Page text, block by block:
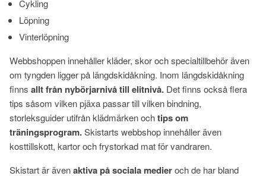
Cykling
Löpning
Vinterlöpning
Webbshoppen innehåller kläder, skor och specialtillbehör även
om tyngden ligger på längdskidåkning. Inom längdskidåkning
finns allt från nybörjarnivå till elitnivå. Det finns också flera
tips såsom vilken pjäxa passar till vilken bindning,
storleksguider utifrån klädmärken ochtips om
träningsprogram.Skistarts webbshop innehåller även
kosttillskott, kartor och frystorkad mat för vandraren.
Skistart är ävenaktiva på sociala medieroch de har bland